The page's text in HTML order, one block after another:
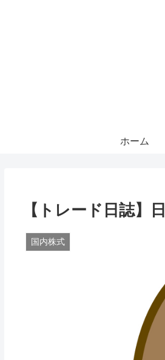
ホーム
【トレード日誌】
国内株式